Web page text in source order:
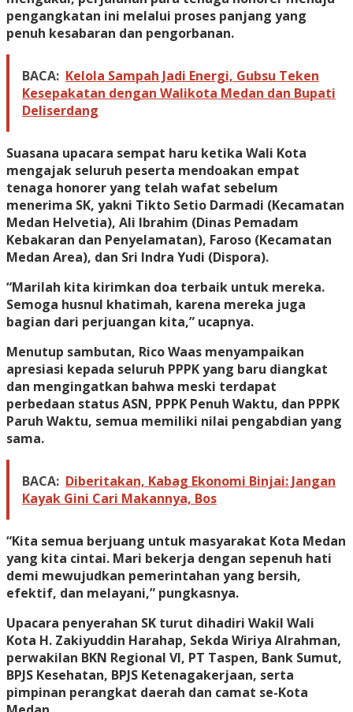
pengangkatan ini melalui proses panjang yang
penuh kesabaran dan pengorbanan.
BACA: Kelola Sampah Jadi Energi, Gubsu Teken
Kesepakatan dengan Walikota Medan dan Bupati
Deliserdang
Suasana upacara sempat haru ketika Wali Kota
mengajak seluruh peserta mendoakan empat
tenaga honorer yang telah wafat sebelum
menerima SK, yakni Tikto Setio Darmadi (Kecamatan
Medan Helvetia), Ali Ibrahim (Dinas Pemadam
Kebakaran dan Penyelamatan), Faroso (Kecamatan
Medan Area), dan Sri Indra Yudi (Dispora).
“Marilah kita kirimkan doa terbaik untuk mereka.
Semoga husnul khatimah, karena mereka juga
bagian dari perjuangan kita,” ucapnya.
Menutup sambutan, Rico Waas menyampaikan
apresiasi kepada seluruh PPPK yang baru diangkat
dan mengingatkan bahwa meski terdapat
perbedaan status ASN, PPPK Penuh Waktu, dan PPPK
Paruh Waktu, semua memiliki nilai pengabdian yang
sama.
BACA: Diberitakan, Kabag Ekonomi Binjai: Jangan
Kayak Gini Cari Makannya, Bos
“Kita semua berjuang untuk masyarakat Kota Medan
yang kita cintai. Mari bekerja dengan sepenuh hati
demi mewujudkan pemerintahan yang bersih,
efektif, dan melayani,” pungkasnya.
Upacara penyerahan SK turut dihadiri Wakil Wali
Kota H. Zakiyuddin Harahap, Sekda Wiriya Alrahman,
perwakilan BKN Regional VI, PT Taspen, Bank Sumut,
BPJS Kesehatan, BPJS Ketenagakerjaan, serta
pimpinan perangkat daerah dan camat se-Kota